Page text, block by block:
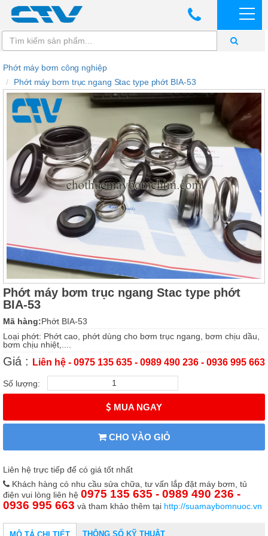
Phớt máy bơm công nghiệp
Phớt máy bơm trục ngang Stac type phớt BIA-53
Phớt máy bơm trục ngang Stac type phớt
BIA-53
Mã hàng:Phớt BIA-53
Loại phớt: Phớt cao, phớt dùng cho bơm trục ngang, bơm chịu dầu,
bơm chịu nhiệt,....
Giá : Liên hệ - 0975 135 635 - 0989 490 236 - 0936 995 663
Số lượng:
MUA NGAY
CHO VÀO GIỎ
Liên hệ trực tiếp để có giá tốt nhất
Khách hàng có nhu cầu sửa chữa, tư vấn lắp đặt máy bơm, tủ
điện vui lòng liên hệ 0975 135 635 - 0989 490 236 -
0936 995 663 và tham khảo thêm tại http://suamaybomnuoc.vn
MÔ TẢ CHI TIẾT THÔNG SỐ KỸ THUẬT